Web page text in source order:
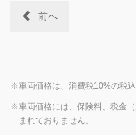
前へ
※車両価格は、消費税10%の税
※車両価格には、保険料、税金
まれておりません。